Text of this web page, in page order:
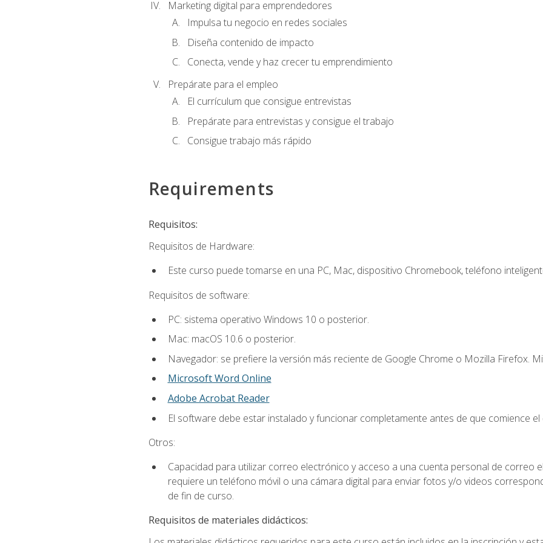
Marketing digital para emprendedores
Impulsa tu negocio en redes sociales
Diseña contenido de impacto
Conecta, vende y haz crecer tu emprendimiento
Prepárate para el empleo
El currículum que consigue entrevistas
Prepárate para entrevistas y consigue el trabajo
Consigue trabajo más rápido
Requirements
Requisitos:
Requisitos de Hardware:
Este curso puede tomarse en una PC, Mac, dispositivo Chromebook, teléfono
Requisitos de software:
PC: sistema operativo Windows 10 o posterior.
Mac: macOS 10.6 o posterior.
Navegador: se prefiere la versión más reciente de Google Chrome o Mozilla Firefox.
Microsoft Word Online
Adobe Acrobat Reader
El software debe estar instalado y funcionar completamente antes de que comience el
Otros:
Capacidad para utilizar correo electrónico y acceso a una cuenta personal de correo
requiere un teléfono móvil o una cámara digital para enviar fotos y/o videos
de fin de curso.
Requisitos de materiales didácticos: